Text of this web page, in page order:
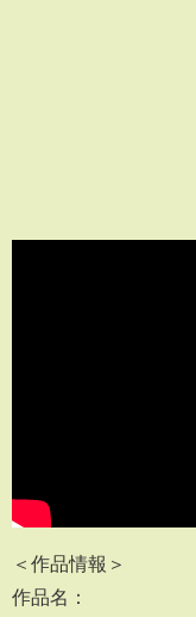
＜作品情報＞
作品名：